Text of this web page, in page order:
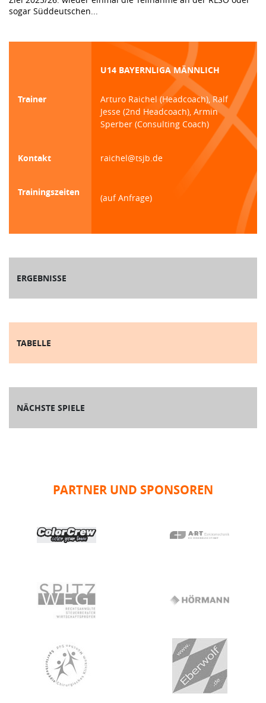
sogar Süddeutschen...
U14 BAYERNLIGA MÄNNLICH
Trainer
Arturo Raichel (Headcoach), Ralf
Jesse (2nd Headcoach), Armin
Sperber (Consulting Coach)
Kontakt raichel@tsjb.de
Trainingszeiten
(auf Anfrage)
ERGEBNISSE
TABELLE
NÄCHSTE SPIELE
PARTNER UND SPONSOREN